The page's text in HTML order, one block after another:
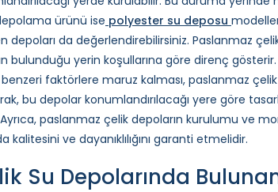
ürünü ise polyester su deposu
depoları da değerlendirebilirsiniz. Paslanmaz
bulunduğu yerin koşullarına göre direnç
benzeri faktörlere maruz kalması, paslanmaz
bu depolar konumlandırılacağı yere göre
paslanmaz çelik depoların kurulumu ve
kalitesini ve dayanıklılığını garanti etmelidir.
Su Depolarında